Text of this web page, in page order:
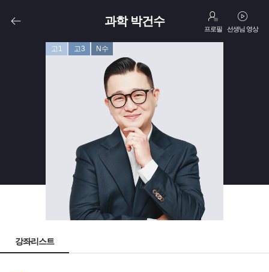
과학 박건수
프로필 선생님 영상
고1 고3 N수
강좌리스트